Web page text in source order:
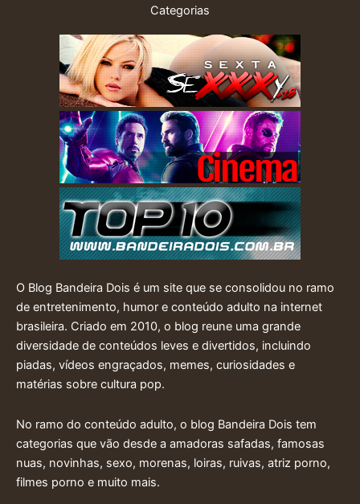
Categorias
O Blog Bandeira Dois é um site que se consolidou no ramo
de entretenimento, humor e conteúdo adulto na internet
brasileira. Criado em 2010, o blog reune uma grande
diversidade de conteúdos leves e divertidos, incluindo
piadas, vídeos engraçados, memes, curiosidades e
matérias sobre cultura pop.
No ramo do conteúdo adulto, o blog Bandeira Dois tem
categorias que vão desde a amadoras safadas, famosas
nuas, novinhas, sexo, morenas, loiras, ruivas, atriz porno,
filmes porno e muito mais.